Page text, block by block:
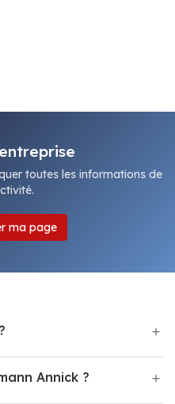
toutes les informations de
ma page
Annick ?